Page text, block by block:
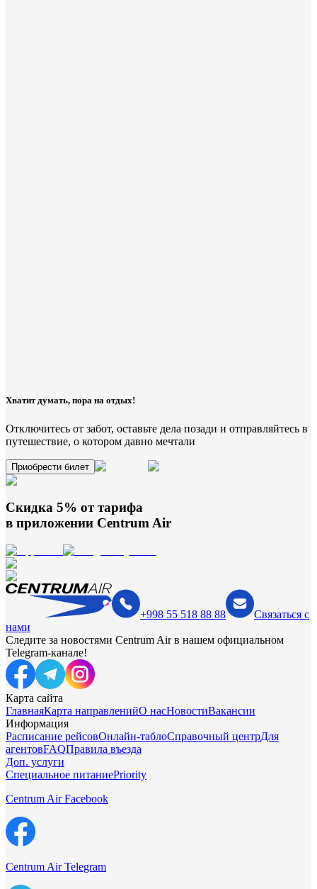
Хватит думать, пора на отдых!
Отключитесь от забот, оставьте дела позади и отправляйтесь в
путешествие, о котором давно мечтали
Приобрести билет
Скидка 5% от тарифа
в приложении Centrum Air
+998 55 518 88 88
Связаться с
нами
Следите за новостями Centrum Air в нашем официальном
Telegram-канале!
Карта сайта
ГлавнаяКарта направленийО насНовостиВакансии
Информация
Расписание рейсовОнлайн-таблоСправочный центрДля
агентовFAQПравила въезда
Доп. услуги
Специальное питаниеPriority
Centrum Air Facebook
Centrum Air Telegram